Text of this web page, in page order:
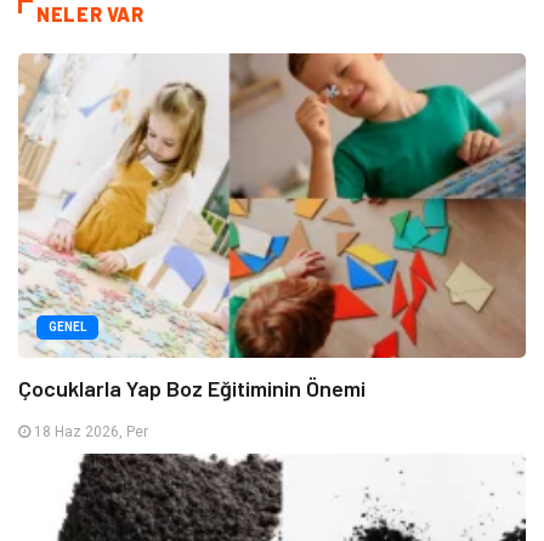
NELER VAR
GENEL
Çocuklarla Yap Boz Eğitiminin Önemi
18 Haz 2026, Per